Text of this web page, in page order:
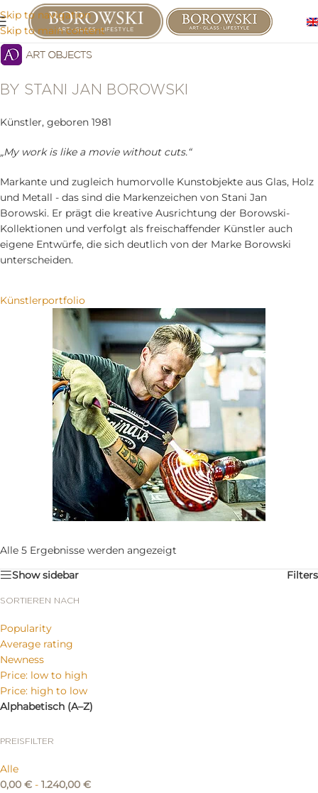
Skip to navigation
Skip to main content
BY STANI JAN BOROWSKI
Künstler, geboren 1981
„My work is like a movie without cuts.“
Markante und zugleich humorvolle Kunstobjekte aus Glas, Holz
und Metall - das sind die Markenzeichen von Stani Jan
Borowski. Er prägt die kreative Ausrichtung der Borowski-
Kollektionen und verfolgt als freischaffender Künstler auch
eigene Entwürfe, die sich deutlich von der Marke Borowski
unterscheiden.
Künstlerportfolio
Alle 5 Ergebnisse werden angezeigt
Show sidebar
Filters
SORTIEREN NACH
Popularity
Average rating
Newness
Price: low to high
Price: high to low
Alphabetisch (A–Z)
PREISFILTER
Alle
0,00 € - 1.240,00 €